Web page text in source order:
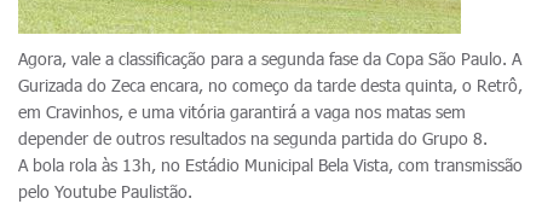
Agora, vale a classificação para a segunda fase da Copa São Paulo. A
Gurizada do Zeca encara, no começo da tarde desta quinta, o Retrô,
em Cravinhos, e uma vitória garantirá a vaga nos matas sem
depender de outros resultados na segunda partida do Grupo 8.
A bola rola às 13h, no Estádio Municipal Bela Vista, com transmissão
pelo Youtube Paulistão.